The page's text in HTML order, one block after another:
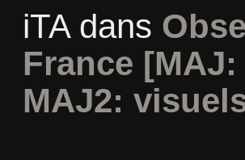
iTAdans
France
MAJ2: